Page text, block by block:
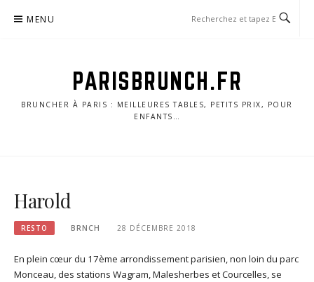
MENU
PARISBRUNCH.FR
BRUNCHER À PARIS : MEILLEURES TABLES, PETITS PRIX, POUR
ENFANTS…
Harold
RESTO BRNCH 28 DÉCEMBRE 2018
En plein cœur du 17ème arrondissement parisien, non loin du parc
Monceau, des stations Wagram, Malesherbes et Courcelles, se